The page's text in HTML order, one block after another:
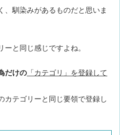
、馴染みがあるものだと思いま
ーと同じ感じですよね。
だけの 「カテゴリ」を登録して
カテゴリーと同じ要領で登録し